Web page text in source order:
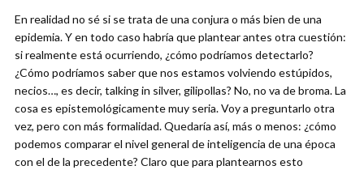
En realidad no sé si se trata de una conjura o más bien de una
epidemia. Y en todo caso habría que plantear antes otra cuestión:
si realmente está ocurriendo, ¿cómo podríamos detectarlo?
¿Cómo podríamos saber que nos estamos volviendo estúpidos,
necios…, es decir, talking in silver, gilipollas? No, no va de broma. La
cosa es epistemológicamente muy seria. Voy a preguntarlo otra
vez, pero con más formalidad. Quedaría así, más o menos: ¿cómo
podemos comparar el nivel general de inteligencia de una época
con el de la precedente? Claro que para plantearnos esto